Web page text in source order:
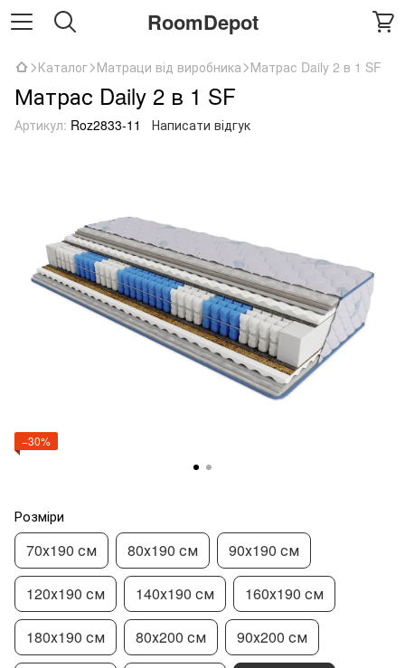
RoomDepot
Каталог Матраци від виробника Матрас Daily 2 в 1 SF
Матрас Daily 2 в 1 SF
Артикул: Roz2833-11 Написати відгук
−30%
Розміри
70х190 см 80х190 см 90х190 см
120х190 см 140х190 см 160х190 см
180х190 см 80х200 см 90х200 см